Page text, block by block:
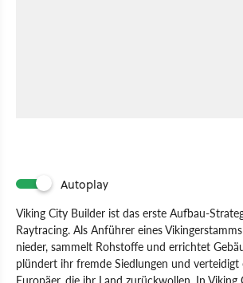
Autoplay
Viking City Builder ist das erste Aufbau-
Raytracing. Als Anführer eines
nieder, sammelt Rohstoffe und errichtet
plündert ihr fremde Siedlungen und verteidigt
Europäer, die ihr Land zurückwollen. In